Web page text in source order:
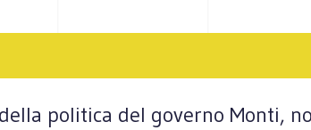
politica del governo Monti,